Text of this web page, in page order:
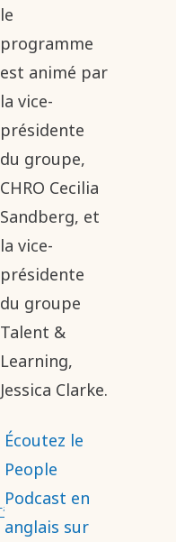
le
programme
est animé par
la vice-
présidente
du groupe,
CHRO Cecilia
Sandberg, et
la vice-
présidente
du groupe
Talent &
Learning,
Jessica Clarke.
Écoutez le
People
Podcast en
anglais sur